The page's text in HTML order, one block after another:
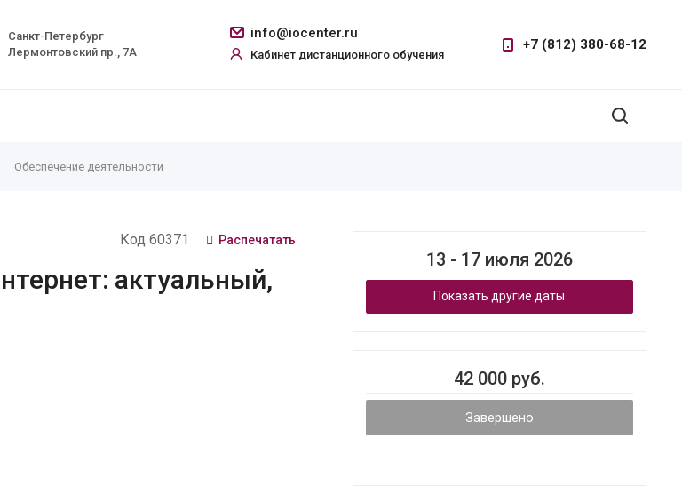
info@iocenter.ru
Кабинет дистанционного обучения
+7 (812) 380-68-12
Санкт-Петербург
Лермонтовский пр., 7А
Обеспечение деятельности
Код 60371 Распечатать
актуальный,
13 - 17 июля 2026
Показать другие даты
42 000 руб.
Завершено